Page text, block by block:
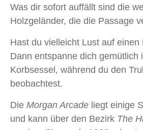
Was dir sofort auffällt sind die
Holzgeländer, die die Passage
Hast du vielleicht Lust auf einen
Dann entspanne dich gemütlich
Korbsessel, während du den
beobachtest.
Die Morgan Arcade liegt einige
und kann über den Bezirk The